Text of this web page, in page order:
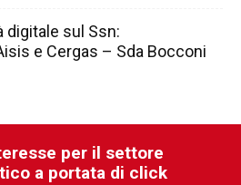
digitale sul Ssn:
e Cergas – Sda Bocconi
per il settore
a portata di click